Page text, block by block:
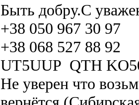
Быть добру.С
+38 050 967 30 97
+38 068 527 88 92
UT5UUP QTH
Не уверен что